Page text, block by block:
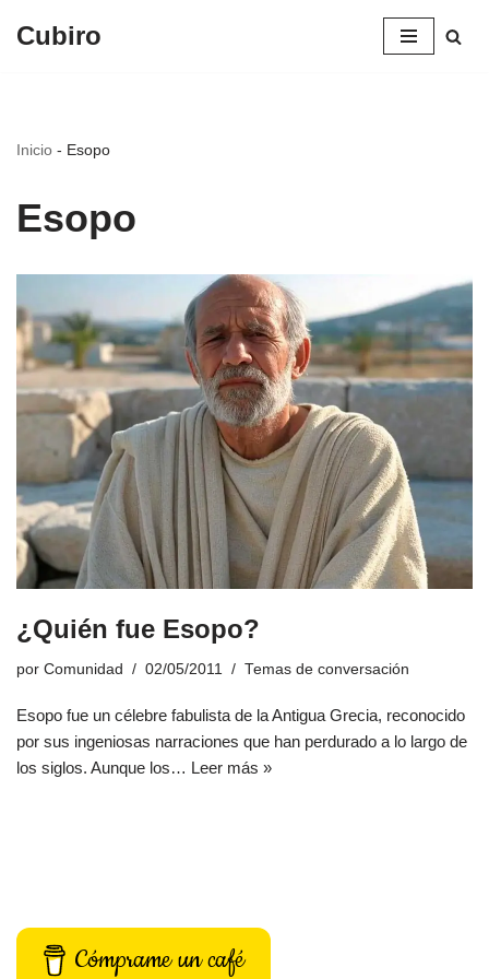
Cubiro
Inicio - Esopo
Esopo
¿Quién fue Esopo?
por Comunidad 02/05/2011 Temas de conversación
Esopo fue un célebre fabulista de la Antigua Grecia, reconocido
por sus ingeniosas narraciones que han perdurado a lo largo de
los siglos. Aunque los… Leer más »
Cómprame un café